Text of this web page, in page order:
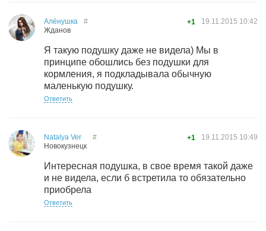
Алёнушка
Жданов
19.11.2015 10:42
# +1
Я такую подушку даже не видела) Мы в
принципе обошлись без подушки для
кормления, я подкладывала обычную
маленькую подушку.
Ответить
Natalya Ver
Новокузнецк
19.11.2015 10:49
# +1
Интересная подушка, в свое время такой даже
и не видела, если б встретила то обязательно
приобрела
Ответить